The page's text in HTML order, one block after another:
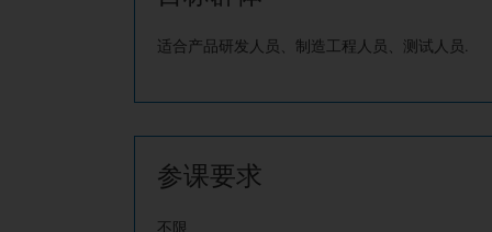
适合产品研发人员、制造工程人员、测试人员.
参课要求
不限